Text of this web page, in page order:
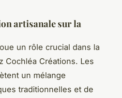
artisanale sur la
un rôle crucial dans la
Cochléa Créations. Les
un mélange
traditionnelles et de